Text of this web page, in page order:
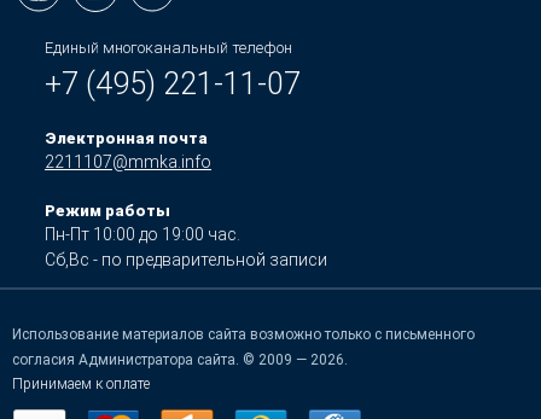
Единый многоканальный телефон
+7 (495) 221-11-07
Электронная почта
2211107@mmka.info
Режим работы
Пн-Пт 10:00 до 19:00 час.
Сб,Вс - по предварительной записи
Использование материалов сайта возможно только с письменного
согласия Администратора сайта. © 2009 — 2026.
Принимаем к оплате